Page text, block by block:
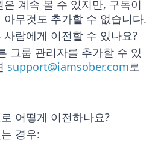
계속 볼 수 있지만, 구독이
무것도 추가할 수 없습니다.
람에게 이전할 수 있나요?
그룹 관리자를 추가할 수 있
support@iamsober.com로
어떻게 이전하나요?
경우: